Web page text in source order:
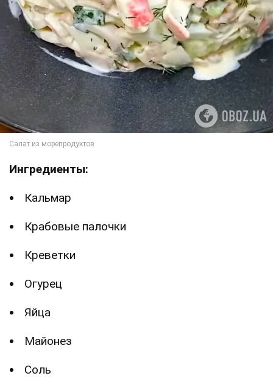
Ингредиенты:
Кальмар
Крабовые палочки
Креветки
Огурец
Яйца
Майонез
Соль